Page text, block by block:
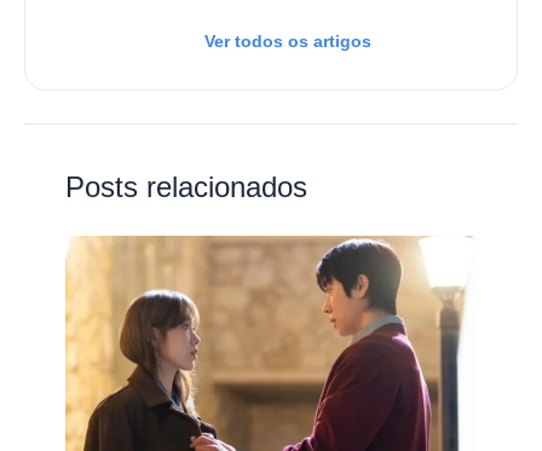
Ver todos os artigos
Posts relacionados